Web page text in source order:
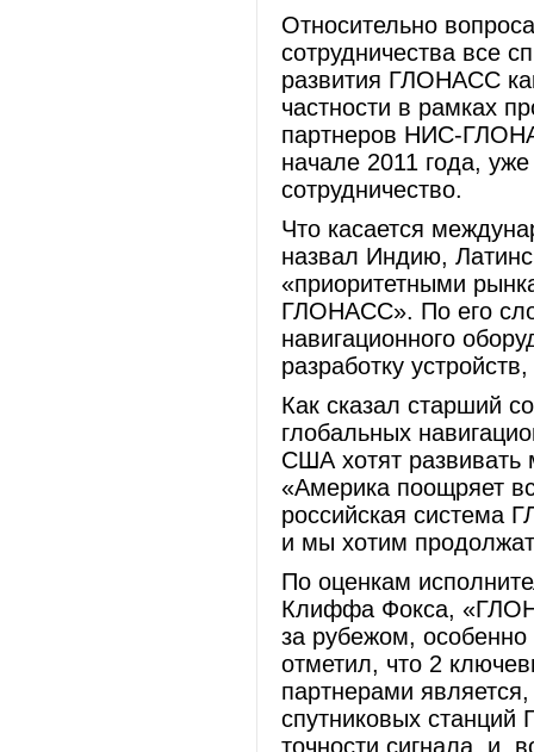
Относительно
сотрудничества все
развития ГЛОНАСС
частности в рамках
партнеров НИС-
начале 2011 года,
сотрудничество.
Что касается
назвал Индию,
«приоритетными
ГЛОНАСС». По его
навигационного
разработку
Как сказал старший
глобальных
США хотят развивать
«Америка поощряет
российская система
и мы хотим
По оценкам
Клиффа Фокса,
за рубежом,
отметил, что 2
партнерами
спутниковых
точности сигнала, и,